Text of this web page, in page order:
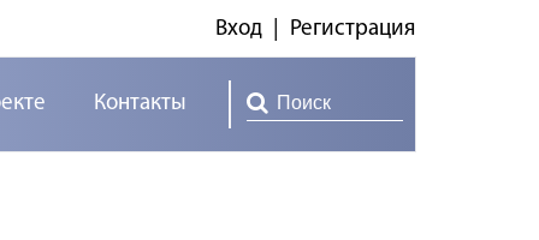
Контакты
Вход Регистрация